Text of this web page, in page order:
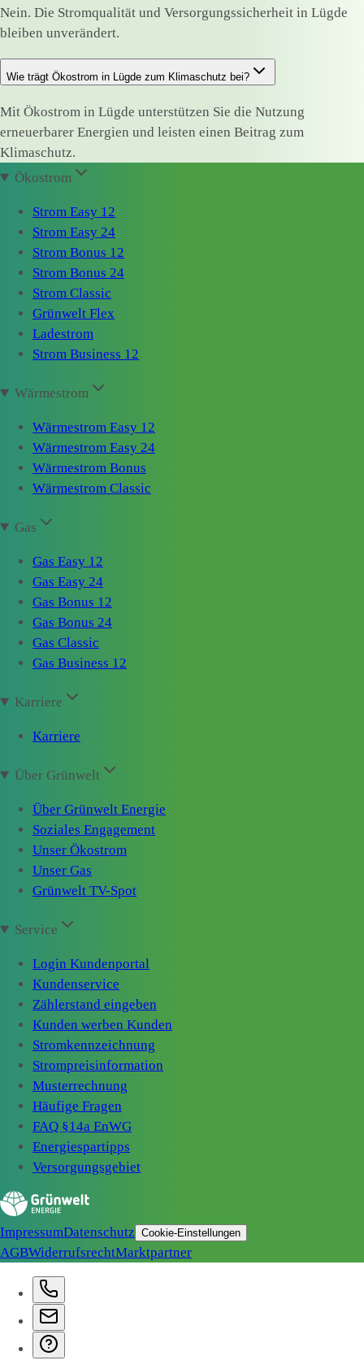
Nein. Die Stromqualität und Versorgungssicherheit in Lügde
bleiben unverändert.
Wie trägt Ökostrom in Lügde zum Klimaschutz bei?
Mit Ökostrom in Lügde unterstützen Sie die Nutzung
erneuerbarer Energien und leisten einen Beitrag zum
Klimaschutz.
Ökostrom
Strom Easy 12
Strom Easy 24
Strom Bonus 12
Strom Bonus 24
Strom Classic
Grünwelt Flex
Ladestrom
Strom Business 12
Wärmestrom
Wärmestrom Easy 12
Wärmestrom Easy 24
Wärmestrom Bonus
Wärmestrom Classic
Gas
Gas Easy 12
Gas Easy 24
Gas Bonus 12
Gas Bonus 24
Gas Classic
Gas Business 12
Karriere
Karriere
Über Grünwelt
Über Grünwelt Energie
Soziales Engagement
Unser Ökostrom
Unser Gas
Grünwelt TV-Spot
Service
Login Kundenportal
Kundenservice
Zählerstand eingeben
Kunden werben Kunden
Stromkennzeichnung
Strompreisinformation
Musterrechnung
Häufige Fragen
FAQ §14a EnWG
Energiespartipps
Versorgungsgebiet
ImpressumDatenschutz Cookie-Einstellungen
AGBWiderrufsrechtMarktpartner